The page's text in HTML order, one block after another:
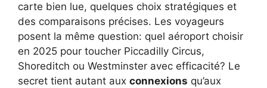
carte bien lue, quelques choix stratégiques et
des comparaisons précises. Les voyageurs
posent la même question: quel aéroport choisir
en 2025 pour toucher Piccadilly Circus,
Shoreditch ou Westminster avec efficacité? Le
secret tient autant aux connexions qu’aux